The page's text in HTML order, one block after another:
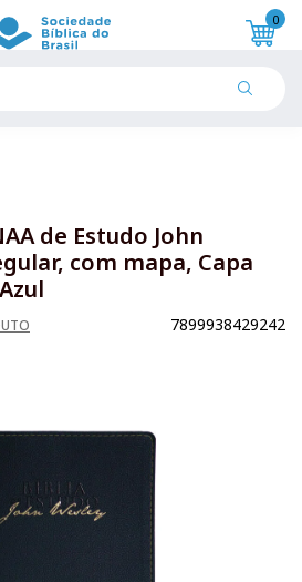
0
de Estudo John
com mapa, Capa
7899938429242